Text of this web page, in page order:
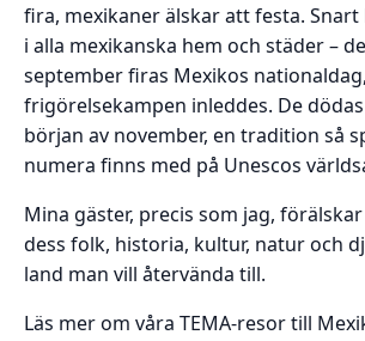
fira, mexikaner älskar att festa.
i alla mexikanska hem och städer –
september firas Mexikos
frigörelsekampen inleddes. De
början av november, en tradition så
numera finns med på Unescos
Mina gäster, precis som jag,
dess folk, historia, kultur, natur och
land man vill återvända till.
Läs mer om våra TEMA-resor till